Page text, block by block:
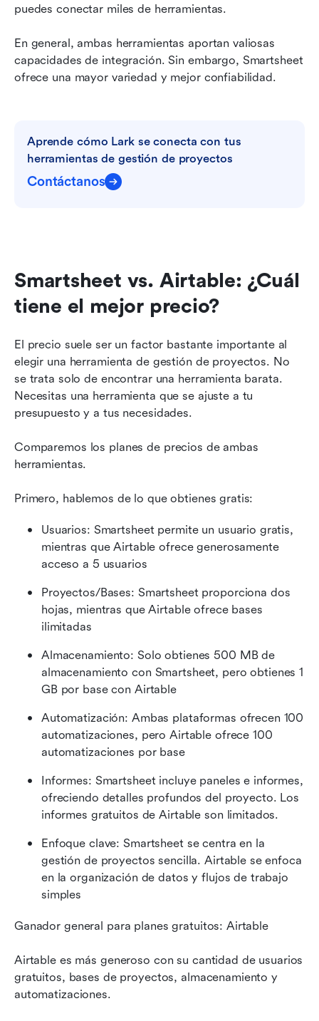
puedes conectar miles de herramientas.
En general, ambas herramientas aportan valiosas
capacidades de integración. Sin embargo, Smartsheet
ofrece una mayor variedad y mejor confiabilidad.
Aprende cómo Lark se conecta con tus
herramientas de gestión de proyectos
Contáctanos
Smartsheet vs. Airtable: ¿Cuál
tiene el mejor precio?
El precio suele ser un factor bastante importante al
elegir una herramienta de gestión de proyectos. No
se trata solo de encontrar una herramienta barata.
Necesitas una herramienta que se ajuste a tu
presupuesto y a tus necesidades.
Comparemos los planes de precios de ambas
herramientas.
Primero, hablemos de lo que obtienes gratis:
Usuarios: Smartsheet permite un usuario gratis,
mientras que Airtable ofrece generosamente
acceso a 5 usuarios
Proyectos/Bases: Smartsheet proporciona dos
hojas, mientras que Airtable ofrece bases
ilimitadas
Almacenamiento: Solo obtienes 500 MB de
almacenamiento con Smartsheet, pero obtienes 1
GB por base con Airtable
Automatización: Ambas plataformas ofrecen 100
automatizaciones, pero Airtable ofrece 100
automatizaciones por base
Informes: Smartsheet incluye paneles e informes,
ofreciendo detalles profundos del proyecto. Los
informes gratuitos de Airtable son limitados.
Enfoque clave: Smartsheet se centra en la
gestión de proyectos sencilla. Airtable se enfoca
en la organización de datos y flujos de trabajo
simples
Ganador general para planes gratuitos: Airtable
Airtable es más generoso con su cantidad de usuarios
gratuitos, bases de proyectos, almacenamiento y
automatizaciones.